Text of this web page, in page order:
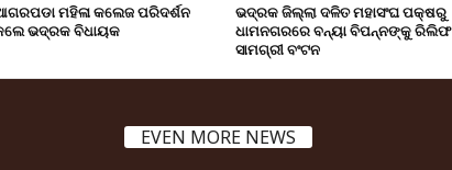
ମହିଳା କଲେଜ ପରିଦର୍ଶନ
ଭଦ୍ରକ ବିଧାୟକ
ଭଦ୍ରକ ଜିଲ୍ଲା ଦଳିତ ମହାସଂଘ ପକ୍ଷରୁ
ଧାମନଗରରେ ବନ୍ୟା ବିପନ୍ନଙ୍କୁ ରିଲିଫ
ସାମଗ୍ରୀ ବଂଟନ
EVEN MORE NEWS